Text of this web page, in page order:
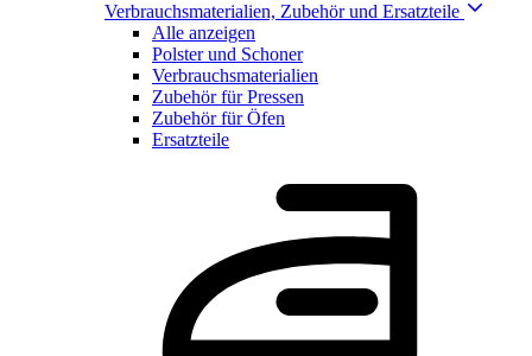
Verbrauchsmaterialien, Zubehör und Ersatzteile
Alle anzeigen
Polster und Schoner
Verbrauchsmaterialien
Zubehör für Pressen
Zubehör für Öfen
Ersatzteile